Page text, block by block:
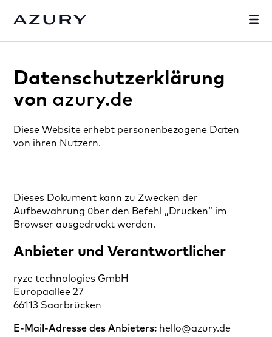
Datenschutzerklärung
von azury.de
Diese Website erhebt personenbezogene Daten
von ihren Nutzern.
Dieses Dokument kann zu Zwecken der
Aufbewahrung über den Befehl „Drucken“ im
Browser ausgedruckt werden.
Anbieter und Verantwortlicher
ryze technologies GmbH
Europaallee 27
66113 Saarbrücken
E-Mail-Adresse des Anbieters: hello@azury.de